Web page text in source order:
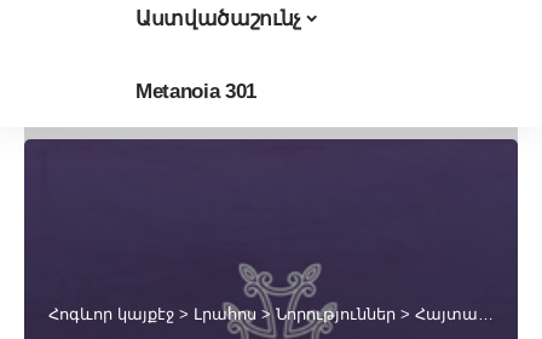
Աստվածաշունչ
Metanoia 301
Հոգևոր կայքէջ > Լրահոս >Նորություններ > Հայտարարություն «Եկեղեցին և ընտանիքը 21-րդ դարում. արժեքներ և մարտահրավերներ» միջազգային համաժողովի մասնակիցների